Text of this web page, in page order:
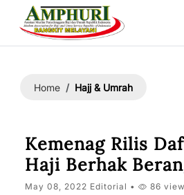
Home Hajj & Umrah
Kemenag Rilis
Haji Berhak
May 08, 2022 Editorial • 86